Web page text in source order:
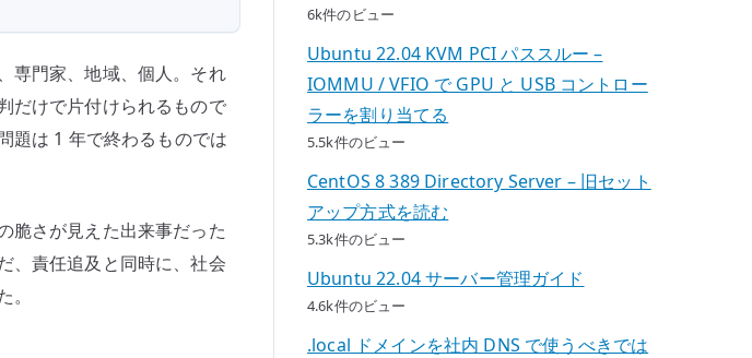
専門家、地域、個人。それ
だけで片付けられるもので
題は 1 年で終わるものでは
脆さが見えた出来事だった
、責任追及と同時に、社会
6k件のビュー
Ubuntu 22.04 KVM PCI パススルー –
IOMMU / VFIO で GPU と USB コントロー
ラーを割り当てる
5.5k件のビュー
CentOS 8 389 Directory Server – 旧セット
アップ方式を読む
5.3k件のビュー
Ubuntu 22.04 サーバー管理ガイド
4.6k件のビュー
.local ドメインを社内 DNS で使うべきでは